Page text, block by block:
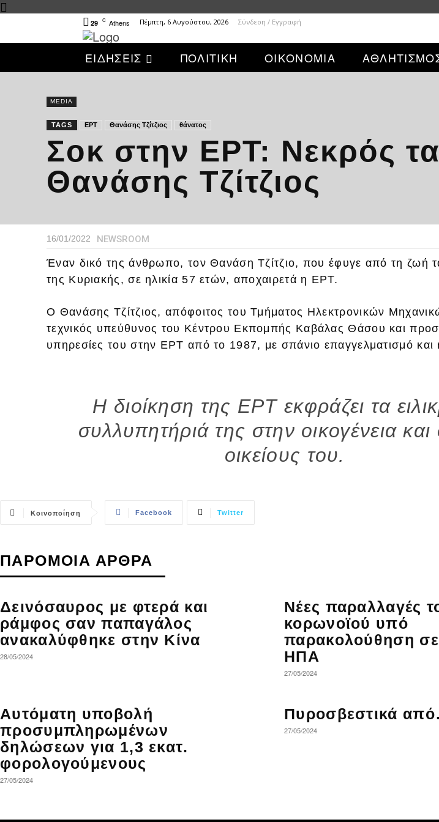
29 C Athens Πέμπτη, 6 Αυγούστου, 2026 Σύνδεση / Εγγραφή
ΕΙΔΗΣΕΙΣ ΠΟΛΙΤΙΚΗ ΟΙΚΟΝΟΜΙΑ
MEDIA
TAGS ΕΡΤ Θανάσης Τζίτζιος θάνατος
Σοκ στην ΕΡΤ: Νεκρός
Θανάσης Τζίτζιος
16/01/2022 NEWSROOM
Έναν δικό της άνθρωπο, τον Θανάση Τζίτζιο, που έφυγε από τη ζωή
της Κυριακής, σε ηλικία 57 ετών, αποχαιρετά η ΕΡΤ.
Ο Θανάσης Τζίτζιος, απόφοιτος του Τμήματος Ηλεκτρονικών
τεχνικός υπεύθυνος του Κέντρου Εκπομπής Καβάλας Θάσου και
υπηρεσίες του στην ΕΡΤ από το 1987, με σπάνιο επαγγελματισμό και
Η διοίκηση της ΕΡΤ εκφράζει τα
συλλυπητήριά της στην οικογένεια και
οικείους του.
Κοινοποίηση Facebook Twitter
ΠΑΡΟΜΟΙΑ ΑΡΘΡΑ
Δεινόσαυρος με φτερά και
ράμφος σαν παπαγάλος
ανακαλύφθηκε στην Κίνα
28/05/2024
Νέες παραλλαγές
κορωνοϊού υπό
παρακολούθηση
ΗΠΑ
27/05/2024
Αυτόματη υποβολή
προσυμπληρωμένων
δηλώσεων για 1,3 εκατ.
φορολογούμενους
27/05/2024
Πυροσβεστικά
27/05/2024